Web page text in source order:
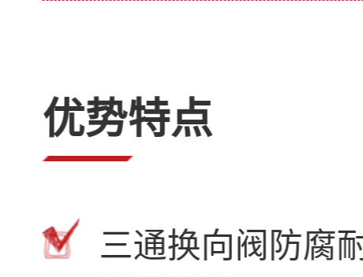
优势特点
三通换向阀防腐